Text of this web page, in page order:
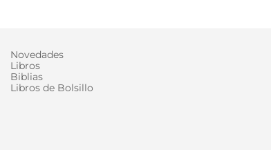
Novedades
Libros
Biblias
Libros de Bolsillo